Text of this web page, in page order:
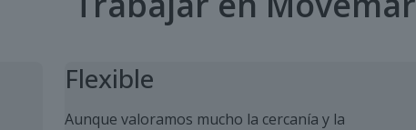
Flexible
Aunque valoramos mucho la cercanía y la